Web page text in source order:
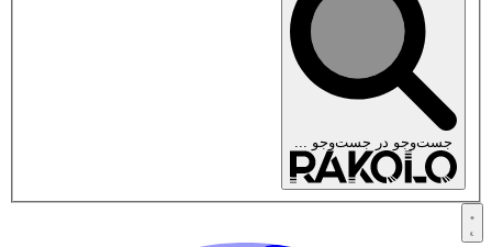
جست‌وجو در جست‌وجو ...